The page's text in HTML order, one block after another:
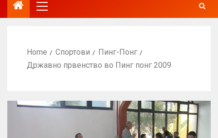
Home Спортови
Пинг-Понг
Државно првенство во Пинг понг 2009